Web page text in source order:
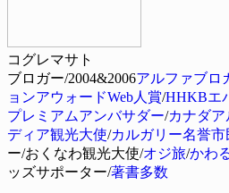
コグレマサト
ブロガー/2004&2006アルファブロ
ョンアウォードWeb人賞/HHKBエ
プレミアムアンバサダー/カナダア
ディア観光大使/カルガリー名誉市
ー/おくなわ観光大使/オジ旅/かわ
ッズサポーター/著書多数